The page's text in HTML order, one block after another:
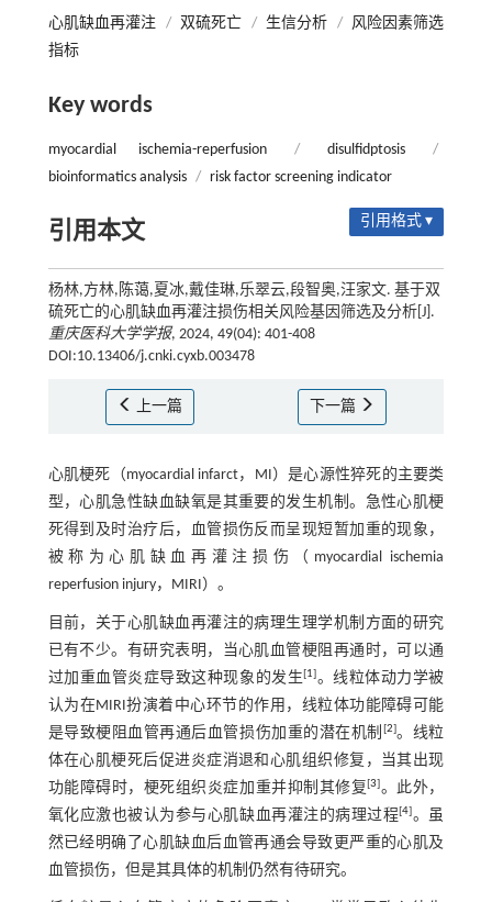
心肌缺血再灌注 / 双硫死亡 / 生信分析 /
风险因素筛选
指标
Key words
myocardial ischemia-reperfusion / disulfidptosis
/
bioinformatics analysis / risk factor screening indicator
引用本文 引用格式 ▾
杨林,方林,陈蔼,夏冰,戴佳琳,乐翠云,段智奥,汪家文. 基于双
硫死亡的心肌缺血再灌注损伤相关风险基因筛选及分析[J].
重庆医科大学学报, 2024, 49(04): 401-408
DOI:10.13406/j.cnki.cyxb.003478
上一篇 下一篇
心肌梗死（myocardial infarct，MI）是心源性猝死的主要类
型，心肌急性缺血缺氧是其重要的发生机制。急性心肌梗
死得到及时治疗后，血管损伤反而呈现短暂加重的现象，
被称为心肌缺血再灌注损伤（myocardial ischemia
reperfusion injury，MIRI）。
目前，关于心肌缺血再灌注的病理生理学机制方面的研究
已有不少。有研究表明，当心肌血管梗阻再通时，可以通
过加重血管炎症导致这种现象的发生[1]。线粒体动力学被
认为在MIRI扮演着中心环节的作用，线粒体功能障碍可能
是导致梗阻血管再通后血管损伤加重的潜在机制 [2]。线粒
体在心肌梗死后促进炎症消退和心肌组织修复，当其出现
功能障碍时，梗死组织炎症加重并抑制其修复[3]。此外，
氧化应激也被认为参与心肌缺血再灌注的病理过程[4]。虽
然已经明确了心肌缺血后血管再通会导致更严重的心肌及
血管损伤，但是其具体的机制仍然有待研究。